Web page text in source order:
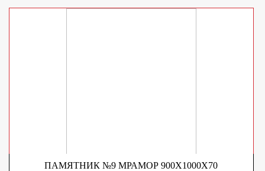
ПАМЯТНИК №9 МРАМОР 900Х1000Х70